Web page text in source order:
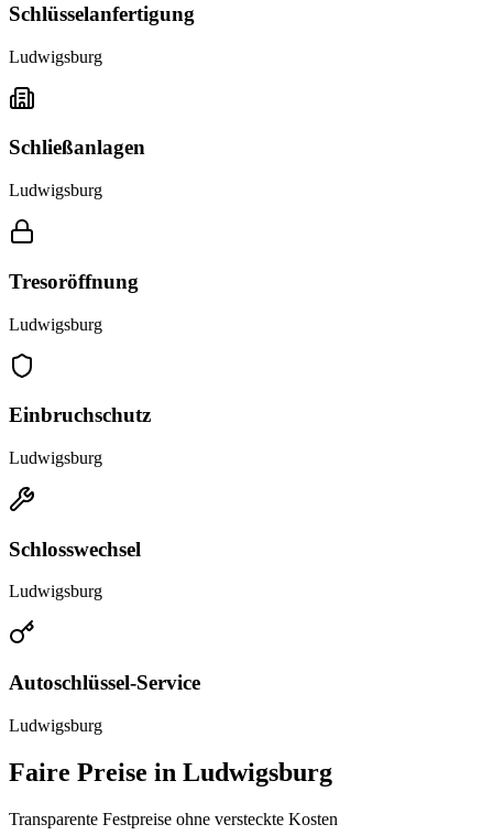
Schlüsselanfertigung
Ludwigsburg
Schließanlagen
Ludwigsburg
Tresoröffnung
Ludwigsburg
Einbruchschutz
Ludwigsburg
Schlosswechsel
Ludwigsburg
Autoschlüssel-Service
Ludwigsburg
Faire Preise in Ludwigsburg
Transparente Festpreise ohne versteckte Kosten